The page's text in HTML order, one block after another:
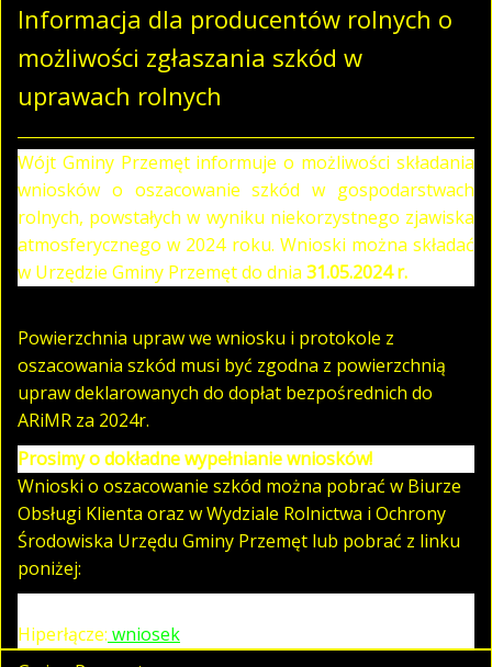
Informacja dla producentów rolnych o
możliwości zgłaszania szkód w
uprawach rolnych
Wójt Gminy Przemęt informuje o możliwości składania
wniosków o oszacowanie szkód w gospodarstwach
rolnych, powstałych w wyniku niekorzystnego zjawiska
atmosferycznego w 2024 roku. Wnioski można składać
w Urzędzie Gminy Przemęt do dnia 31.05.2024 r.
Powierzchnia upraw we wniosku i protokole z
oszacowania szkód musi być zgodna z powierzchnią
upraw deklarowanych do dopłat bezpośrednich do
ARiMR za 2024r.
Prosimy o dokładne wypełnianie wniosków!
Wnioski o oszacowanie szkód można pobrać w Biurze
Obsługi Klienta oraz w Wydziale Rolnictwa i Ochrony
Środowiska Urzędu Gminy Przemęt lub pobrać z linku
poniżej:
Hiperłącze: wniosek